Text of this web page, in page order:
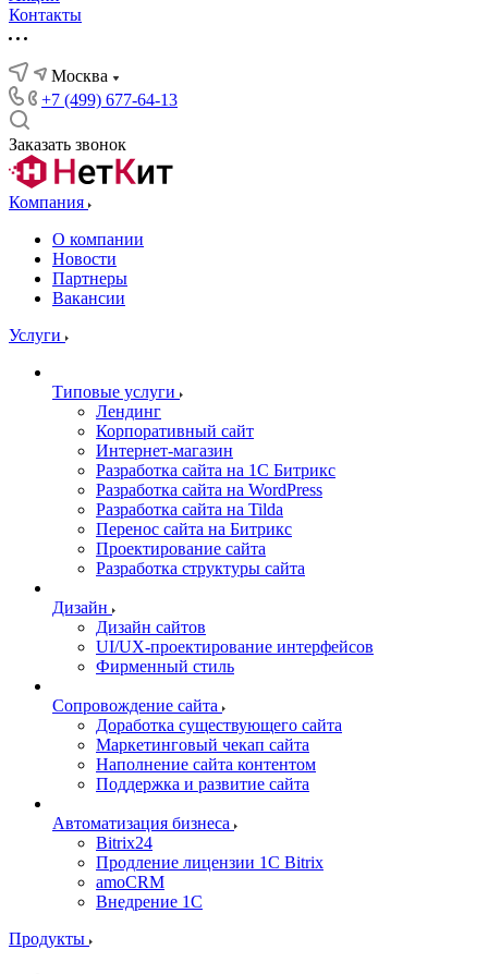
Контакты
Москва
+7 (499) 677-64-13
Заказать звонок
Компания
О компании
Новости
Партнеры
Вакансии
Услуги
Типовые услуги
Лендинг
Корпоративный сайт
Интернет-магазин
Разработка сайта на 1С Битрикс
Разработка сайта на WordPress
Разработка сайта на Tilda
Перенос сайта на Битрикс
Проектирование сайта
Разработка структуры сайта
Дизайн
Дизайн сайтов
UI/UX-проектирование интерфейсов
Фирменный стиль
Сопровождение сайта
Доработка существующего сайта
Маркетинговый чекап сайта
Наполнение сайта контентом
Поддержка и развитие сайта
Автоматизация бизнеса
Bitrix24
Продление лицензии 1C Bitrix
amoCRM
Внедрение 1C
Продукты